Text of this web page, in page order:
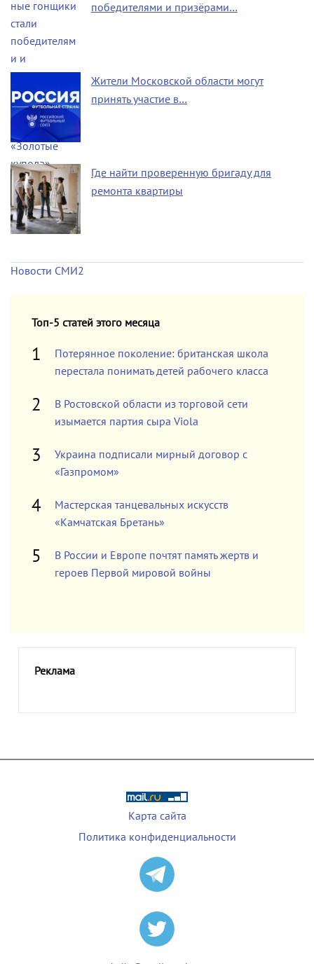
победителями и призёрами…
Жители Московской области могут
принять участие в…
Где найти проверенную бригаду для
ремонта квартиры
Новости СМИ2
Топ-5 статей этого месяца
Потерянное поколение: британская школа
перестала понимать детей рабочего класса
В Ростовской области из торговой сети
изымается партия сыра Viola
Украина подписали мирный договор с
«Газпромом»
Мастерская танцевальных искусств
«Камчатская Бретань»
В России и Европе почтят память жертв и
героев Первой мировой войны
Реклама
Карта сайта
Политика конфиденциальности